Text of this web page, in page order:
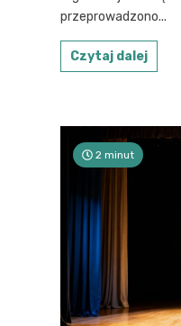
przeprowadzono...
Czytaj dalej
2 minut